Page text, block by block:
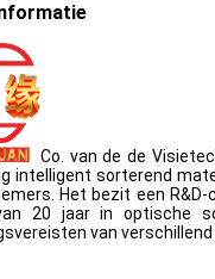
Co. van de de
intelligent sorterend
Het bezit een
20 jaar in optische
van verschillend